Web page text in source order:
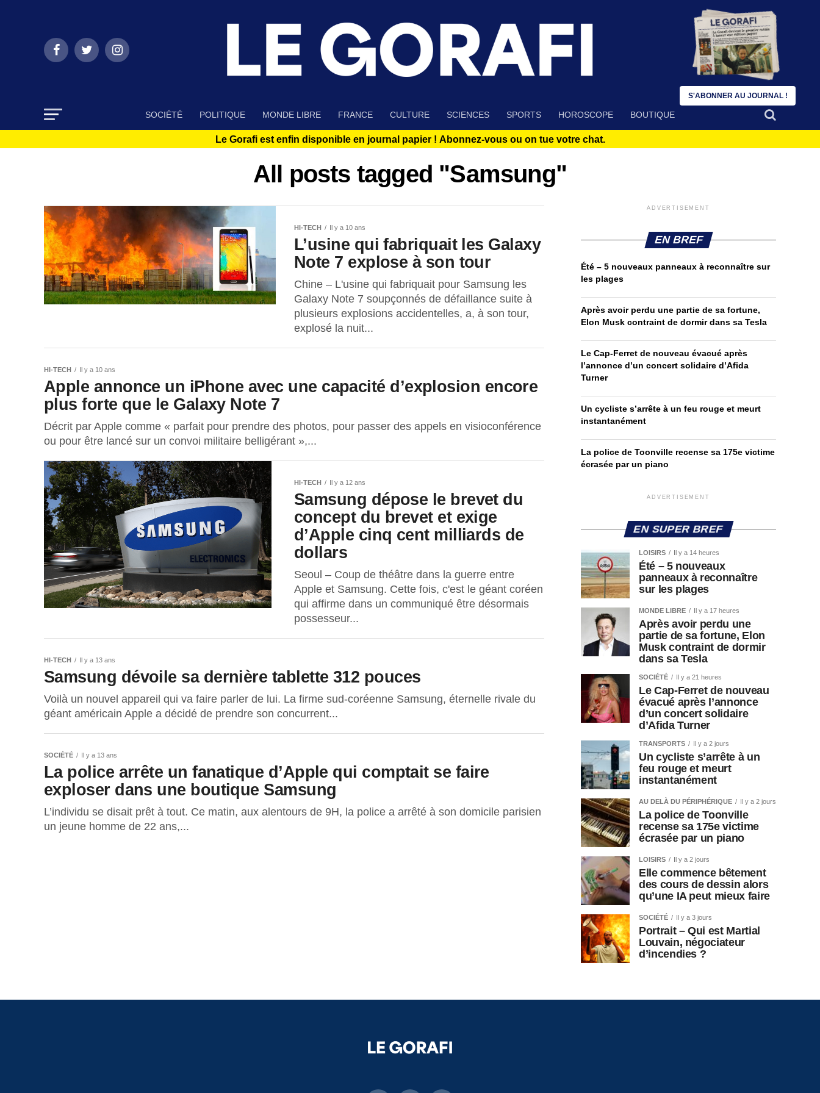
SOCIÉTÉ POLITIQUE MONDE LIBRE FRANCE CULTURE SCIENCES SPORTS HOROSCOPE BOUTIQUE
Le Gorafi est enfin disponible en journal papier ! Abonnez-vous ou on tue votre chat.
All posts tagged "Samsung"
HI-TECH Il y a 10 ans
L’usine qui fabriquait les Galaxy
Note 7 explose à son tour
Chine – L'usine qui fabriquait pour Samsung les
Galaxy Note 7 soupçonnés de défaillance suite à
plusieurs explosions accidentelles, a, à son tour,
explosé la nuit...
HI-TECH Il y a 10 ans
Apple annonce un iPhone avec une capacité d’explosion encore
plus forte que le Galaxy Note 7
Décrit par Apple comme « parfait pour prendre des photos, pour passer des appels en visioconférence
ou pour être lancé sur un convoi militaire belligérant »,...
HI-TECH Il y a 12 ans
Samsung dépose le brevet du
concept du brevet et exige
d’Apple cinq cent milliards de
dollars
Seoul – Coup de théâtre dans la guerre entre
Apple et Samsung. Cette fois, c'est le géant coréen
qui affirme dans un communiqué être désormais
possesseur...
HI-TECH Il y a 13 ans
Samsung dévoile sa dernière tablette 312 pouces
Voilà un nouvel appareil qui va faire parler de lui. La firme sud-coréenne Samsung, éternelle rivale du
géant américain Apple a décidé de prendre son concurrent...
SOCIÉTÉ Il y a 13 ans
La police arrête un fanatique d’Apple qui comptait se faire
exploser dans une boutique Samsung
L’individu se disait prêt à tout. Ce matin, aux alentours de 9H, la police a arrêté à son domicile parisien
un jeune homme de 22 ans,...
ADVERTISEMENT
EN BREF
Été – 5 nouveaux panneaux à reconnaître sur
les plages
Après avoir perdu une partie de sa fortune,
Elon Musk contraint de dormir dans sa Tesla
Le Cap-Ferret de nouveau évacué après
l’annonce d’un concert solidaire d’Afida
Turner
Un cycliste s’arrête à un feu rouge et meurt
instantanément
La police de Toonville recense sa 175e victime
écrasée par un piano
ADVERTISEMENT
EN SUPER BREF
LOISIRS Il y a 14 heures
Été – 5 nouveaux
panneaux à reconnaître
sur les plages
MONDE LIBRE Il y a 17 heures
Après avoir perdu une
partie de sa fortune, Elon
Musk contraint de dormir
dans sa Tesla
SOCIÉTÉ Il y a 21 heures
Le Cap-Ferret de nouveau
évacué après l’annonce
d’un concert solidaire
d’Afida Turner
TRANSPORTS Il y a 2 jours
Un cycliste s’arrête à un
feu rouge et meurt
instantanément
AU DELÀ DU PÉRIPHÉRIQUE Il y a 2 jours
La police de Toonville
recense sa 175e victime
écrasée par un piano
LOISIRS Il y a 2 jours
Elle commence bêtement
des cours de dessin alors
qu’une IA peut mieux faire
SOCIÉTÉ Il y a 3 jours
Portrait – Qui est Martial
Louvain, négociateur
d’incendies ?
S'ABONNER AU JOURNAL !